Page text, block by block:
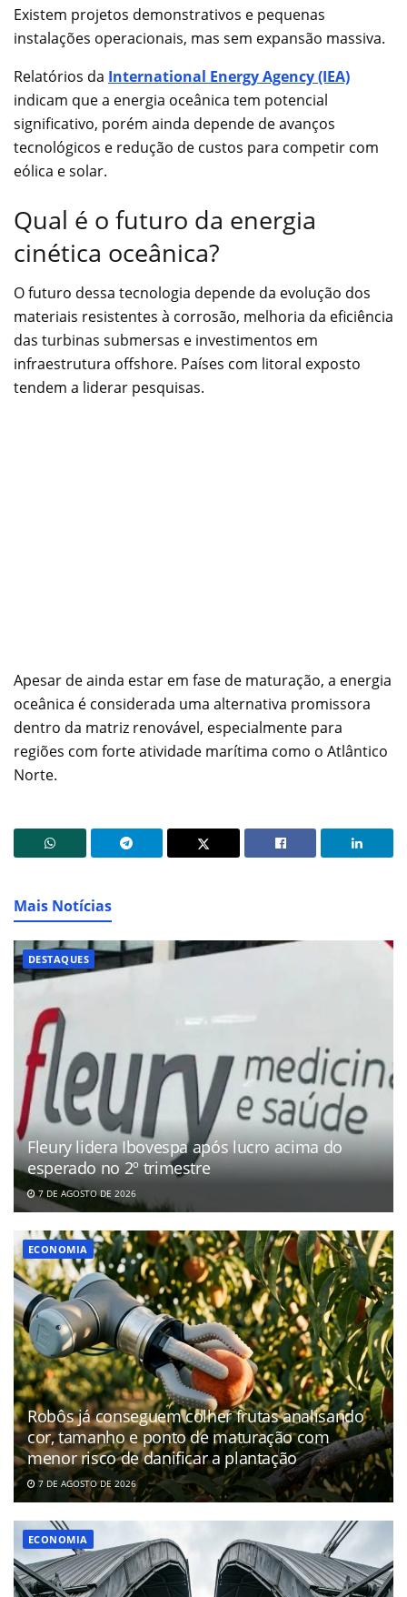
Existem projetos demonstrativos e pequenas
instalações operacionais, mas sem expansão massiva.
Relatórios da International Energy Agency (IEA)
indicam que a energia oceânica tem potencial
significativo, porém ainda depende de avanços
tecnológicos e redução de custos para competir com
eólica e solar.
Qual é o futuro da energia
cinética oceânica?
O futuro dessa tecnologia depende da evolução dos
materiais resistentes à corrosão, melhoria da eficiência
das turbinas submersas e investimentos em
infraestrutura offshore. Países com litoral exposto
tendem a liderar pesquisas.
Apesar de ainda estar em fase de maturação, a energia
oceânica é considerada uma alternativa promissora
dentro da matriz renovável, especialmente para
regiões com forte atividade marítima como o Atlântico
Norte.
Mais Notícias
DESTAQUES
Fleury lidera Ibovespa após lucro acima do
esperado no 2º trimestre
7 DE AGOSTO DE 2026
ECONOMIA
Robôs já conseguem colher frutas analisando
cor, tamanho e ponto de maturação com
menor risco de danificar a plantação
7 DE AGOSTO DE 2026
ECONOMIA